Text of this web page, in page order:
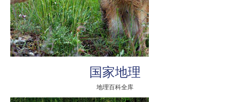
国家地理
地理百科全库